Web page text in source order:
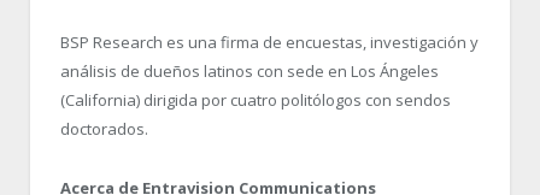
BSP Research es una firma de encuestas, investigación y
análisis de dueños latinos con sede en Los Ángeles
(California) dirigida por cuatro politólogos con sendos
doctorados.
Acerca de Entravision Communications